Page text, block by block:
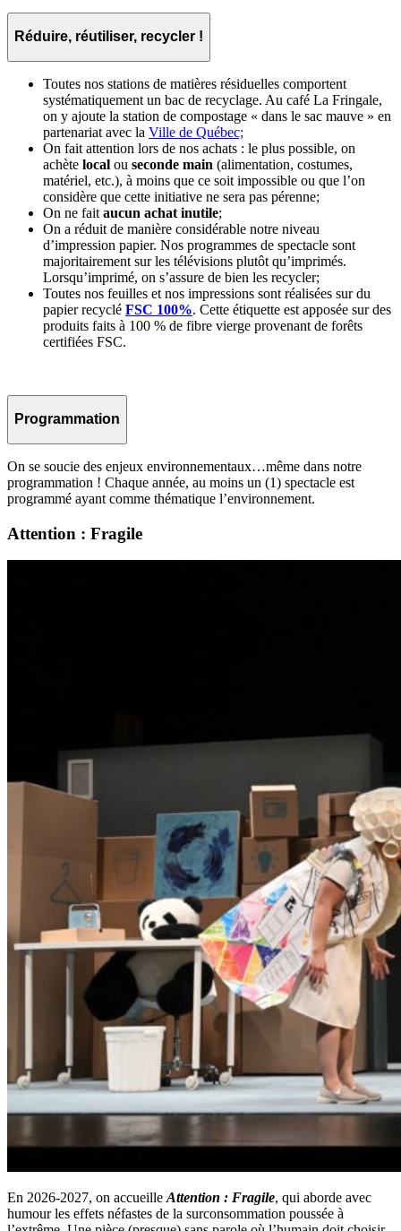
Réduire, réutiliser, recycler !
Toutes nos stations de matières résiduelles comportent
systématiquement un bac de recyclage. Au café La Fringale,
on y ajoute la station de compostage « dans le sac mauve » en
partenariat avec la Ville de Québec;
On fait attention lors de nos achats : le plus possible, on
achète local ou seconde main (alimentation, costumes,
matériel, etc.), à moins que ce soit impossible ou que l’on
considère que cette initiative ne sera pas pérenne;
On ne fait aucun achat inutile;
On a réduit de manière considérable notre niveau
d’impression papier. Nos programmes de spectacle sont
majoritairement sur les télévisions plutôt qu’imprimés.
Lorsqu’imprimé, on s’assure de bien les recycler;
Toutes nos feuilles et nos impressions sont réalisées sur du
papier recyclé FSC 100%. Cette étiquette est apposée sur des
produits faits à 100 % de fibre vierge provenant de forêts
certifiées FSC.
Programmation
On se soucie des enjeux environnementaux…même dans notre
programmation ! Chaque année, au moins un (1) spectacle est
programmé ayant comme thématique l’environnement.
Attention : Fragile
En 2026-2027, on accueilleAttention : Fragile, qui aborde avec
humour les effets néfastes de la surconsommation poussée à